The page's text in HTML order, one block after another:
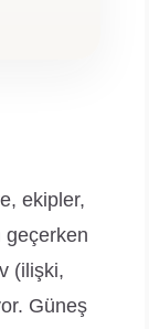
ekipler,
geçerken
(ilişki,
Güneş